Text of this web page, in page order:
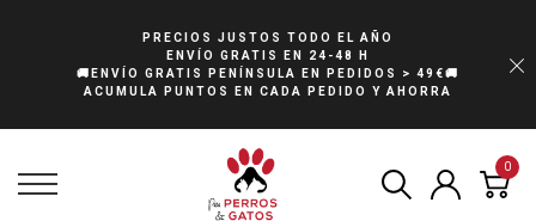
PRECIOS JUSTOS TODO EL AÑO
ENVÍO GRATIS EN 24-48 H
🚚ENVÍO GRATIS PENÍNSULA EN PEDIDOS > 49€🚚
ACUMULA PUNTOS EN CADA PEDIDO Y AHORRA
0